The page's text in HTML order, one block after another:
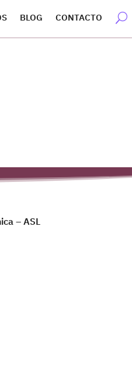
BLOG CONTACTO
– ASL